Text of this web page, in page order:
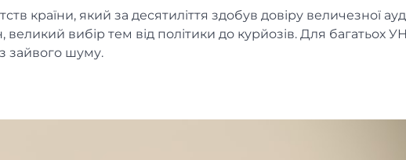
країни, який за десятиліття здобув довіру величезної
вибір тем від політики до курйозів. Для багатьох
зайвого шуму.